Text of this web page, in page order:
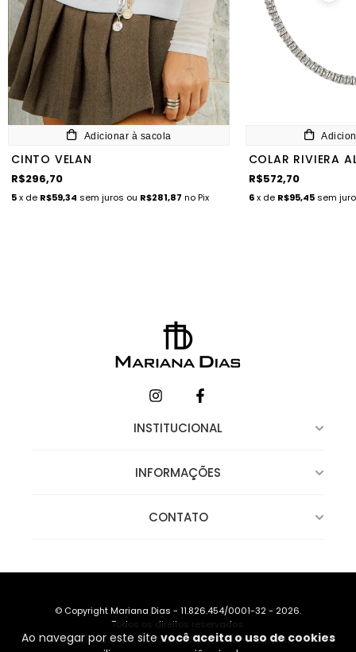
Ao navegar por este site você aceita o uso de cookies
Adicionar à sacola
CINTO VELAN
R$296,70
5x de R$59,34 sem juros ou R$281,87 no Pix
COLAR RIVIERA
R$572,70
6 x de R$95,45 sem
INSTITUCIONAL
INFORMAÇÕES
CONTATO
© Copyright Mariana Dias - 11.826.454/0001-32 - 2026.
Todos os direitos reservados.
Desenvolvido por TEC4U|Criado com Nuvemshop Next